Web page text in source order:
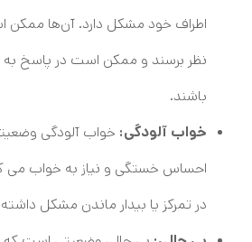
اطراف خود مشکل دارد. آن‌ها ممکن
نظر برسند و ممکن است در پاسخ
باشند.
خواب آلودگی: خواب آلودگی
احساس خستگی و نیاز به خواب می
در تمرکز یا بیدار ماندن مشکل